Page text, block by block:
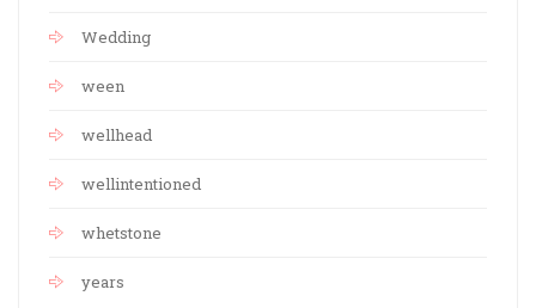
Wedding
ween
wellhead
wellintentioned
whetstone
years